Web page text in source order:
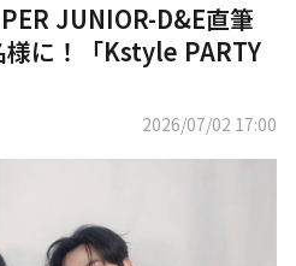
JUNIOR-D&E直筆
に！「Kstyle PARTY
2026/07/02 17:00